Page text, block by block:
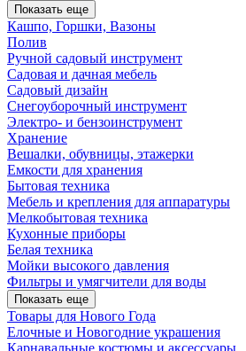
Показать еще
Кашпо, Горшки, Вазоны
Полив
Ручной садовый инструмент
Садовая и дачная мебель
Садовый дизайн
Снегоуборочный инструмент
Электро- и бензоинструмент
Хранение
Вешалки, обувницы, этажерки
Емкости для хранения
Бытовая техника
Мебель и крепления для аппаратуры
Мелкобытовая техника
Кухонные приборы
Белая техника
Мойки высокого давления
Фильтры и умягчители для воды
Показать еще
Товары для Нового Года
Елочные и Новогодние украшения
Карнавальные костюмы и аксессуары